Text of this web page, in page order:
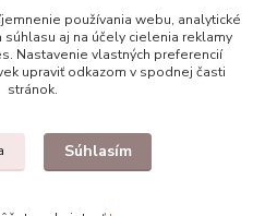
motorkárov
používania webu, analytické
aj na účely cielenia reklamy
Nastavenie vlastných preferencií
upraviť odkazom v spodnej časti
stránok.
Súhlasím